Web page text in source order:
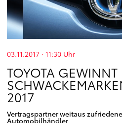
03.11.2017 · 11:30 Uhr
TOYOTA GEWINNT
2017
Vertragspartner weitaus
Automobilhändler